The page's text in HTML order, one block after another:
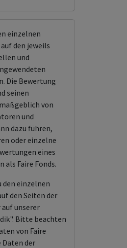
einzelnen
den jeweils
und
Die Bewertung
seinen
von
und
dazu führen,
oder einzelne
eines
als Faire Fonds.
einzelnen
den Seiten der
unserer
Bitte beachten
von Faire
Daten der